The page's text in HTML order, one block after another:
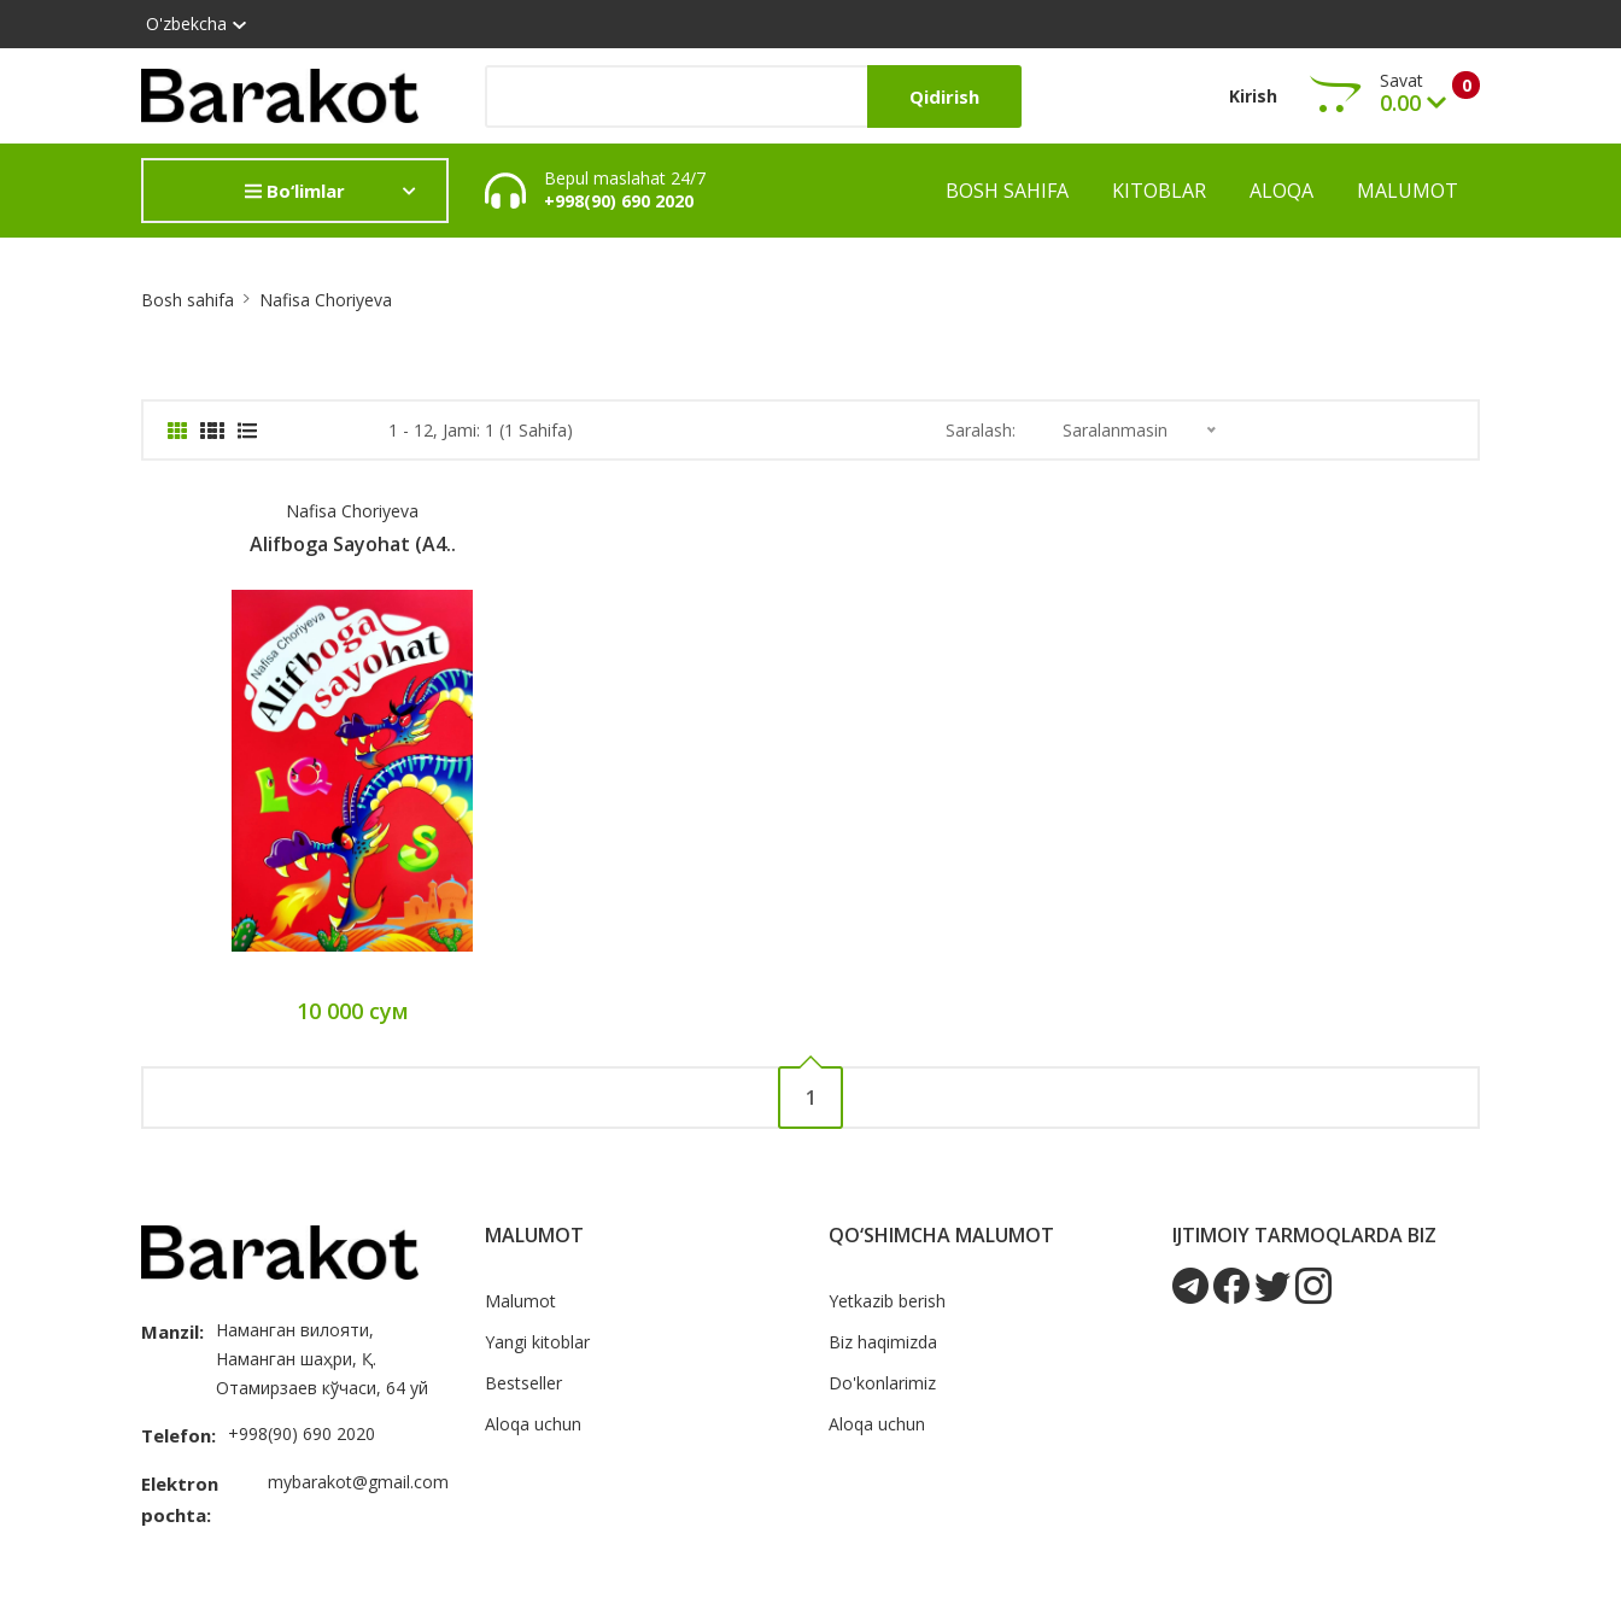
O'zbekcha
Qidirish Kirish 0
Savat
0.00
Ko‘rish
Bo‘limlar
Bepul maslahat 24/7
+998(90) 690 2020
BOSH SAHIFA KITOBLAR ALOQA MALUMOT
Bosh sahifa Nafisa Choriyeva
1 - 12, Jami: 1 (1 Sahifa) Saralash: Saralanmasin
Nafisa Choriyeva
Alifboga Sayohat (А4..
10 000 сум
1
Manzil: Наманган вилояти,
Наманган шаҳри, Қ.
Отамирзаев кўчаси, 64 уй
Telefon: +998(90) 690 2020
Elektron
pochta:
mybarakot@gmail.com
MALUMOT
Malumot
Yangi kitoblar
Bestseller
Aloqa uchun
QO‘SHIMCHA MALUMOT
Yetkazib berish
Biz haqimizda
Do'konlarimiz
Aloqa uchun
IJTIMOIY TARMOQLARDA BIZ